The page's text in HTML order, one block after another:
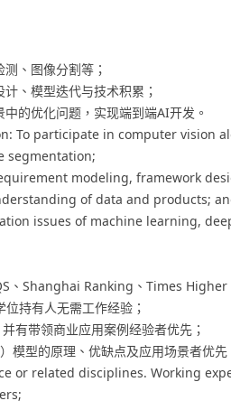
、图像分割等；
、模型迭代与技术积累；
的优化问题，实现端到端AI开发。
To participate in computer vision
segmentation;
modeling, framework
of data and products;
issues of machine learning,
、Shanghai Ranking、Times
持有人无需工作经验；
有带领商业应用案例经验者优先；
模型的原理、优缺点及应用场景者优先
or related disciplines. Working